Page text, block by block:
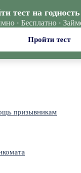
призывникам
тест на
· Бесплатно ·
Пройти тест